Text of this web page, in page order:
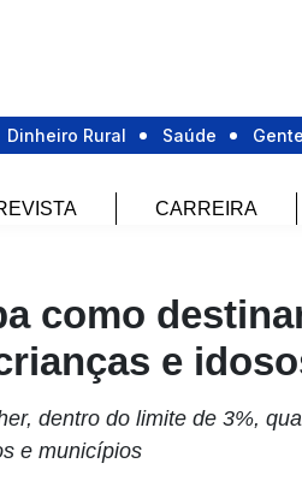
Dinheiro Rural Saúde Gente
CARREIRA
como
e
dentro do limite de 3%,
e municípios